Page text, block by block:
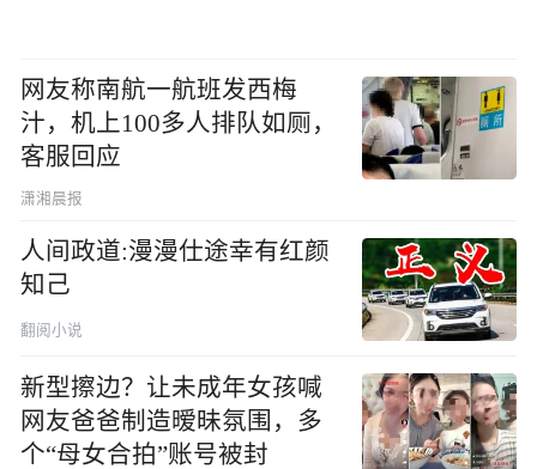
网友称南航一航班发西梅
汁，机上100多人排队如厕，
客服回应
潇湘晨报
人间政道:漫漫仕途幸有红颜
知己
翻阅小说
新型擦边？让未成年女孩喊
网友爸爸制造暧昧氛围，多
个“母女合拍”账号被封